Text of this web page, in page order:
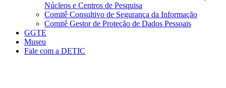
Núcleos e Centros de Pesquisa
Comitê Consultivo de Segurança da Informação
Comitê Gestor de Proteção de Dados Pessoais
GGTE
Museu
Fale com a DETIC